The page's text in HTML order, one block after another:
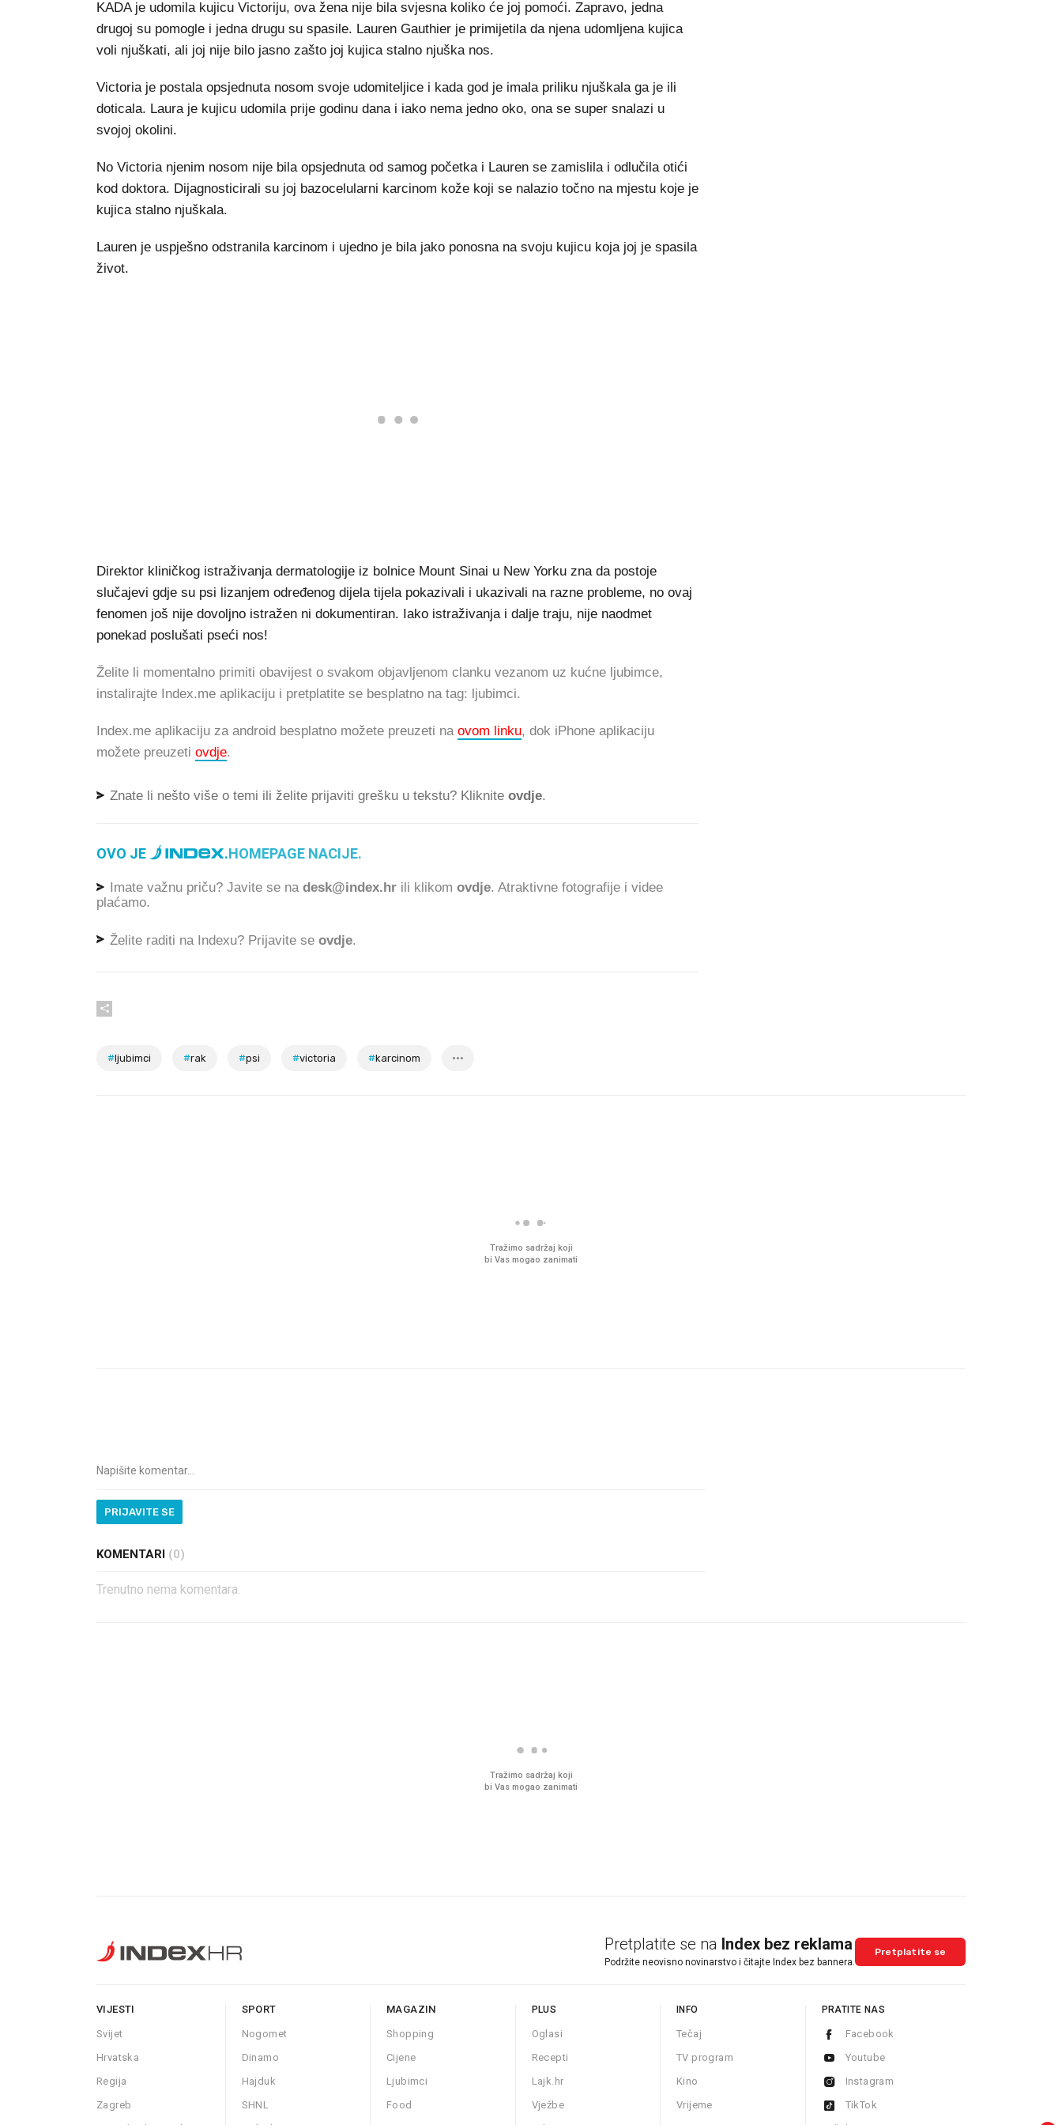
KADA je udomila kujicu Victoriju, ova žena nije bila svjesna koliko će joj pomoći. Zapravo, jedna
drugoj su pomogle i jedna drugu su spasile. Lauren Gauthier je primijetila da njena udomljena kujica
voli njuškati, ali joj nije bilo jasno zašto joj kujica stalno njuška nos.
Victoria je postala opsjednuta nosom svoje udomiteljice i kada god je imala priliku njuškala ga je ili
doticala. Laura je kujicu udomila prije godinu dana i iako nema jedno oko, ona se super snalazi u
svojoj okolini.
No Victoria njenim nosom nije bila opsjednuta od samog početka i Lauren se zamislila i odlučila otići
kod doktora. Dijagnosticirali su joj bazocelularni karcinom kože koji se nalazio točno na mjestu koje je
kujica stalno njuškala.
Lauren je uspješno odstranila karcinom i ujedno je bila jako ponosna na svoju kujicu koja joj je spasila
život.
Direktor kliničkog istraživanja dermatologije iz bolnice Mount Sinai u New Yorku zna da postoje
slučajevi gdje su psi lizanjem određenog dijela tijela pokazivali i ukazivali na razne probleme, no ovaj
fenomen još nije dovoljno istražen ni dokumentiran. Iako istraživanja i dalje traju, nije naodmet
ponekad poslušati pseći nos!
Želite li momentalno primiti obavijest o svakom objavljenom clanku vezanom uz kućne ljubimce,
instalirajte Index.me aplikaciju i pretplatite se besplatno na tag: ljubimci.
Index.me aplikaciju za android besplatno možete preuzeti na ovom linku, dok iPhone aplikaciju
možete preuzeti ovdje.
Znate li nešto više o temi ili želite prijaviti grešku u tekstu? Kliknite ovdje.
OVO JE .HOMEPAGE NACIJE.
Imate važnu priču? Javite se na desk@index.hr ili klikom ovdje. Atraktivne fotografije i videe
plaćamo.
Želite raditi na Indexu? Prijavite se ovdje.
#ljubimci #rak #psi #victoria #karcinom
Tražimo sadržaj koji
bi Vas mogao zanimati
PRIJAVITE SE
KOMENTARI (0)
Trenutno nema komentara.
Tražimo sadržaj koji
bi Vas mogao zanimati
Pretplatite se na Index bez reklama
Podržite neovisno novinarstvo i čitajte Index bez bannera.
Pretplatite se
VIJESTI
Svijet
Hrvatska
Regija
Zagreb
SPORT
Nogomet
Dinamo
Hajduk
SHNL
MAGAZIN
Shopping
Cijene
Ljubimci
Food
PLUS
Oglasi
Recepti
Lajk.hr
Vježbe
INFO
Tečaj
TV program
Kino
Vrijeme
PRATITE NAS
Facebook
Youtube
Instagram
TikTok